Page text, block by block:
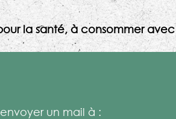
la santé, à consommer
un mail à :